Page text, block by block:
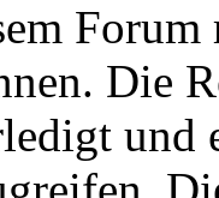
Die
und